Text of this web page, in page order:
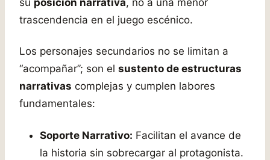
trascendencia en el juego escénico.
Los personajes secundarios no se limitan a
“acompañar”; son el sustento de estructuras
narrativas complejas y cumplen labores
fundamentales:
Soporte Narrativo: Facilitan el avance de
la historia sin sobrecargar al protagonista.